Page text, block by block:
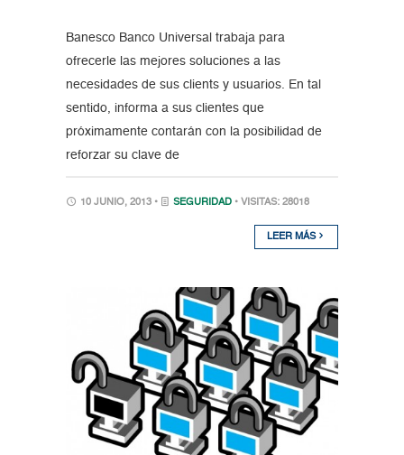
Banesco Banco Universal trabaja para
ofrecerle las mejores soluciones a las
necesidades de sus clients y usuarios. En tal
sentido, informa a sus clientes que
próximamente contarán con la posibilidad de
reforzar su clave de
10 JUNIO, 2013 • SEGURIDAD • VISITAS: 28018
LEER MÁS